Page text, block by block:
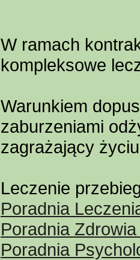
W ramach
kompleksowe
Warunkiem
zaburzeniami
zagrażający
Leczenie
Poradnia
Poradnia
Poradnia